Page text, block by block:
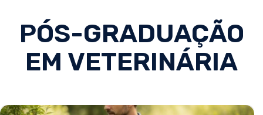
PÓS-GRADUAÇÃO
EM VETERINÁRIA